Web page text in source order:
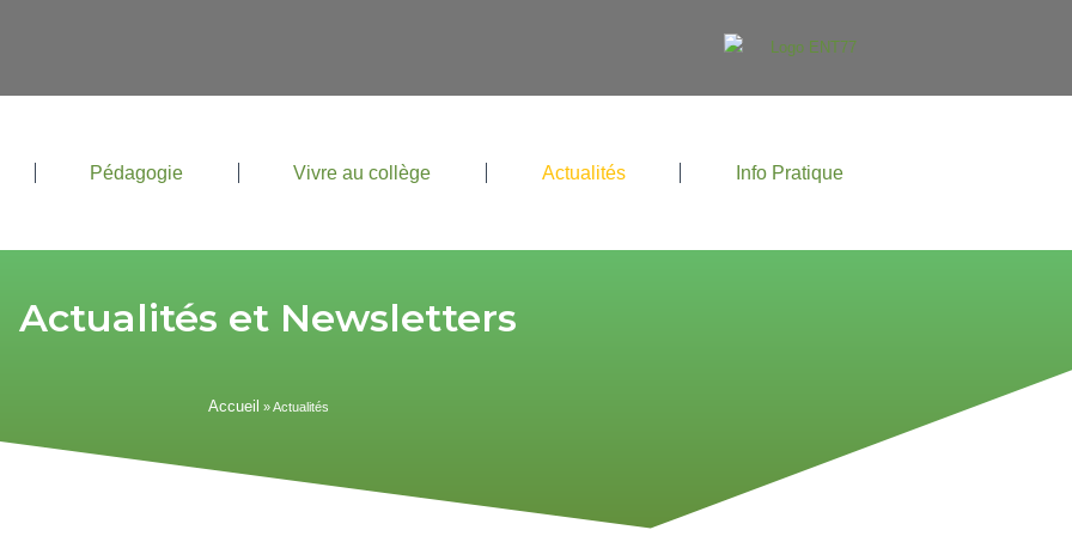
Pédagogie Vivre au collège Actualités Info Pratique
Actualités et Newsletters
Accueil »Actualités